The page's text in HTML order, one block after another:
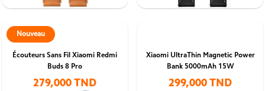
Écouteurs Sans Fil Xiaomi Redmi
Buds 8 Pro
279,000 TND
Nouveau
Xiaomi UltraThin Magnetic Power
Bank 5000mAh 15W
299,000 TND